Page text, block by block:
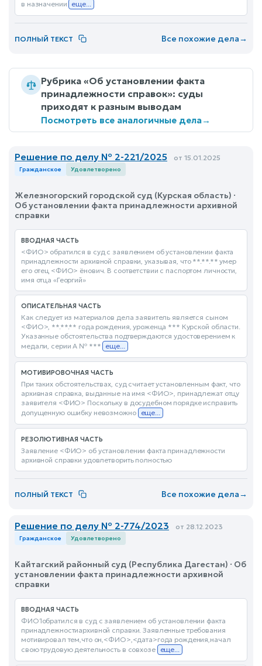
в назначении еще...
ПОЛНЫЙ ТЕКСТ Все похожие дела→
Рубрика «Об установлении факта
принадлежности справок»: суды
приходят к разным выводам
Посмотреть все аналогичные дела→
Решение по делу № 2-221/2025 от 15.01.2025
Гражданское Удовлетворено
Железногорский городской суд (Курская область) ·
Об установлении факта принадлежности архивной
справки
ВВОДНАЯ ЧАСТЬ
<ФИО> обратился в суд с заявлением об установлении факта
принадлежности архивной справки, указывая, что **.**.** умер
его отец <ФИО> ёнович. В соответствии с паспортом личности,
имя отца «Георгий»
ОПИСАТЕЛЬНАЯ ЧАСТЬ
Как следует из материалов дела заявитель является сыном
<ФИО>, **.**.** года рождения, уроженца *** Курской области.
Указанные обстоятельства подтверждаются удостоверением к
медали, серии А № *** еще...
МОТИВИРОВОЧНАЯ ЧАСТЬ
При таких обстоятельствах, суд считает установленным факт, что
архивная справка, выданные на имя <ФИО>, принадлежат отцу
заявителя <ФИО> Поскольку в досудебном порядке исправить
допущенную ошибку невозможно еще...
РЕЗОЛЮТИВНАЯ ЧАСТЬ
Заявление <ФИО> об установлении факта принадлежности
архивной справки удовлетворить полностью
ПОЛНЫЙ ТЕКСТ Все похожие дела→
Решение по делу № 2-774/2023 от 28.12.2023
Гражданское Удовлетворено
Кайтагский районный суд (Республика Дагестан) · Об
установлении факта принадлежности архивной
справки
ВВОДНАЯ ЧАСТЬ
ФИО1обратился в суд с заявлением об установлении факта
принадлежностиархивной справки. Заявленные требования
мотивировал тем,что он,<ФИО>,<дата>года рождения,начал
свою трудовую деятельность в совхозе еще...